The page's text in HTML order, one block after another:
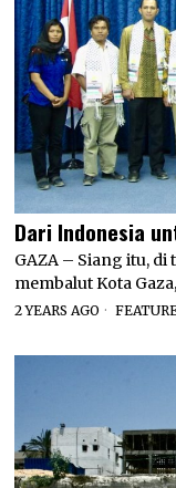
Dari Indonesia
GAZA – Siang itu,
membalut Kota
2 YEARS AGO